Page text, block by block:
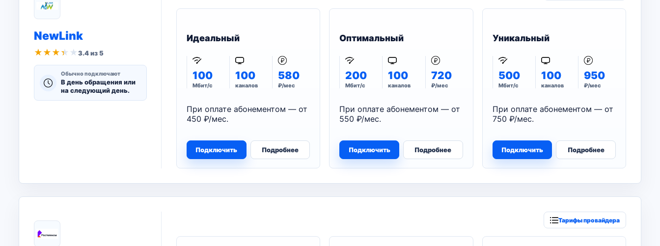
NewLink
★ ★ ★ ★ ★3.4 из 5
Обычно подключают
В день обращения или
на следующий день.
Идеальный
100
Мбит/с
100
каналов
580
₽/мес
При оплате абонементом — от
450 ₽/мес.
Подключить Подробнее
Оптимальный
200
Мбит/с
100
каналов
720
₽/мес
При оплате абонементом — от
550 ₽/мес.
Подключить Подробнее
Уникальный
500
Мбит/с
100
каналов
950
₽/мес
При оплате абонементом — от
750 ₽/мес.
Подключить Подробнее
Тарифы провайдера